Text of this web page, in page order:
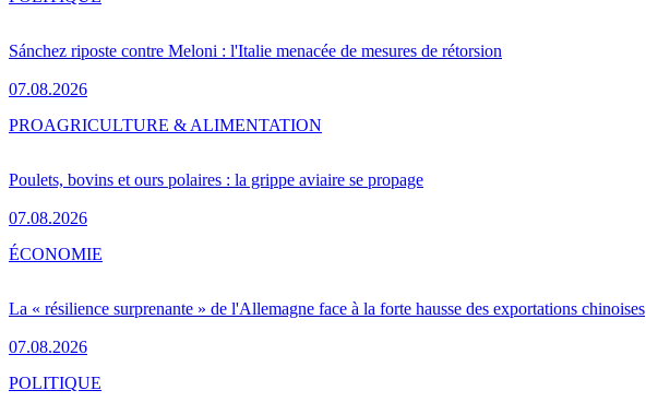
Sánchez riposte contre Meloni : l'Italie menacée de mesures de rétorsion
07.08.2026
Poulets, bovins et ours polaires : la grippe aviaire se propage
07.08.2026
PROAGRICULTURE & ALIMENTATION
La « résilience surprenante » de l'Allemagne face à la forte hausse des exportations chinoises
07.08.2026
ÉCONOMIE
POLITIQUE